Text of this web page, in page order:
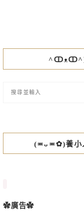
^ↀᴥↀ^
(≖ᴗ≖✿)養小
✿廣告✿